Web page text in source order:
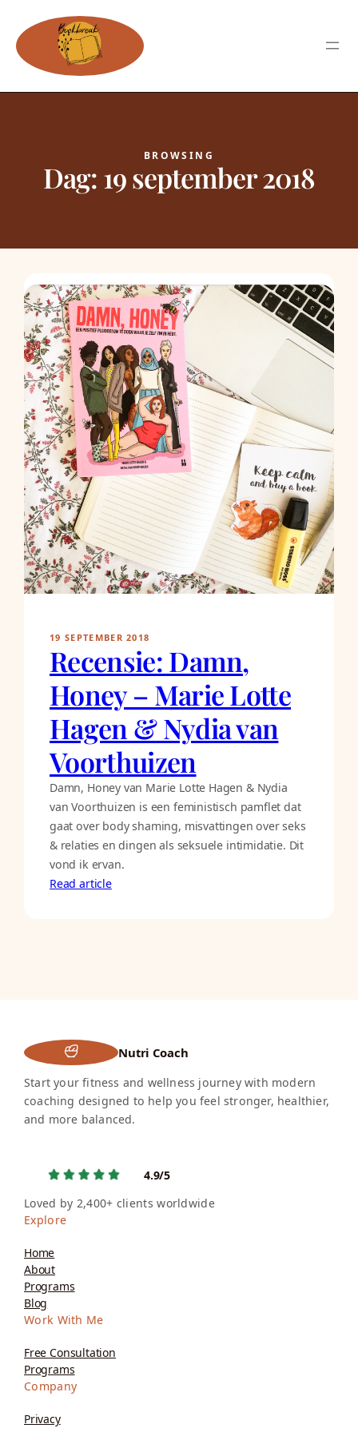
BROWSING
Dag:19 september 2018
19 SEPTEMBER 2018
Recensie: Damn,
Honey – Marie Lotte
Hagen & Nydia van
Voorthuizen
Damn, Honey van Marie Lotte Hagen & Nydia
van Voorthuizen is een feministisch pamflet dat
gaat over body shaming, misvattingen over seks
& relaties en dingen als seksuele intimidatie. Dit
vond ik ervan.
Read article
Nutri Coach
Start your fitness and wellness journey with modern
coaching designed to help you feel stronger, healthier,
and more balanced.
4.9/5
Loved by 2,400+ clients worldwide
Explore
Home
About
Programs
Blog
Work With Me
Free Consultation
Programs
Company
Privacy